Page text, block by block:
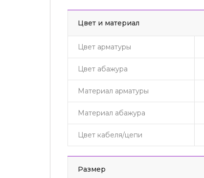
Цвет и материал
Цвет арматуры
Цвет абажура
Материал арматуры
Материал абажура
Цвет кабеля/цепи
Pазмер